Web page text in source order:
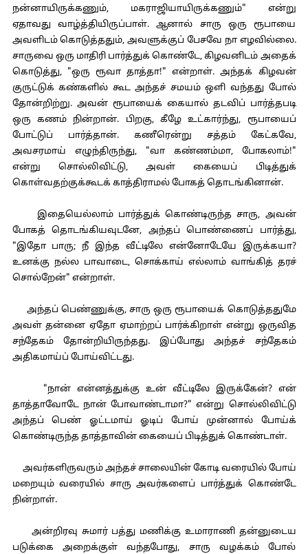
நன்னாயிருக்கணும், மகராஜியாயிருக்கணும்" என்று
ஏதாவது வாழ்த்தியிருப்பாள். ஆனால் சாரு ஒரு ரூபாயை
அவளிடம் கொடுத்ததும், அவளுக்குப் பேசவே நா எழவில்லை.
சாருவை ஒரு மாதிரி பார்த்துக் கொண்டே, கிழவனிடம் அதைக்
கொடுத்து, "ஒரு ரூவா தாத்தா!" என்றாள். அந்தக் கிழவன்
குருட்டுக் கண்களில் கூட அந்தச் சமயம் ஒளி வந்தது போல்
தோன்றிற்று. அவன் ரூபாயைக் கையால் தடவிப் பார்த்தபடி
ஒரு கணம் நின்றான். பிறகு, கீழே உட்கார்ந்து, ரூபாயைப்
போட்டுப் பார்த்தான். கணீரென்று சத்தம் கேட்கவே,
அவசரமாய் எழுந்திருந்து, "வா கண்ணம்மா, போகலாம்!"
என்று சொல்லிவிட்டு, அவள் கையைப் பிடித்துக்
கொள்வதற்குக்கூடக் காத்திராமல் போகத் தொடங்கினான்.
இதையெல்லாம் பார்த்துக் கொண்டிருந்த சாரு, அவன்
போகத் தொடங்கியவுடனே, அந்தப் பொண்ணைப் பார்த்து,
"இதோ பாரு; நீ இந்த வீட்டிலே என்னோடேயே இருக்கயா?
உனக்கு நல்ல பாவாடை, சொக்காய் எல்லாம் வாங்கித் தரச்
சொல்றேன்" என்றாள்.
அந்தப் பெண்ணுக்கு, சாரு ஒரு ரூபாயைக் கொடுத்ததுமே
அவள் தன்னை ஏதோ ஏமாற்றப் பார்க்கிறாள் என்று ஒருவித
சந்தேகம் தோன்றியிருந்தது. இப்போது அந்தச் சந்தேகம்
அதிகமாய்ப் போய்விட்டது.
"நான் என்னத்துக்கு உன் வீட்டிலே இருக்கேன்? என்
தாத்தாவோடே நான் போவாண்டாமா?" என்று சொல்லிவிட்டு
அந்தப் பெண் ஓட்டமாய் ஓடிப் போய் முன்னால் போய்க்
கொண்டிருந்த தாத்தாவின் கையைப் பிடித்துக் கொண்டாள்.
அவர்களிருவரும் அந்தச் சாலையின் கோடி வரையில் போய்
மறையும் வரையில் சாரு அவர்களைப் பார்த்துக் கொண்டே
நின்றாள்.
அன்றிரவு சுமார் பத்து மணிக்கு உமாராணி தன்னுடைய
படுக்கை அறைக்குள் வந்தபோது, சாரு வழக்கம் போல்